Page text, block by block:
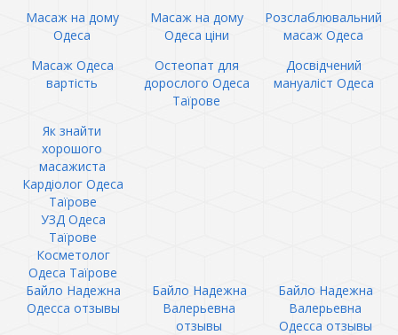
Масаж на дому
Одеса
Масаж на дому
Одеса ціни
Розслаблювальний
масаж Одеса
Масаж Одеса
вартість
Остеопат для
дорослого Одеса
Таїрове
Досвідчений
мануаліст Одеса
Як знайти
хорошого
масажиста
Кардіолог Одеса
Таїрове
УЗД Одеса
Таїрове
Косметолог
Одеса Таїрове
Байло Надежна
Одесса отзывы
Байло Надежна
Валерьевна
отзывы
Байло Надежна
Валерьевна
Одесса отзывы